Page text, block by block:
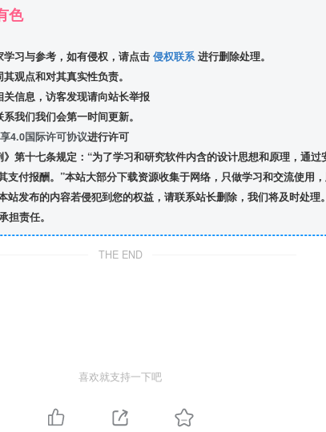
色
习与参考，如有侵权，请点击 侵权联系进行删除处理。
观点和对其真实性负责。
信息，访客发现请向站长举报
我们我们会第一时间更新。
4.0国际许可协议进行许可
第十七条规定：“为了学习和研究软件内含的设计思想和原理，通
付报酬。”本站大部分下载资源收集于网络，只做学习和交流使用
发布的内容若侵犯到您的权益，请联系站长删除，我们将及时处
担责任。
THE END
喜欢就支持一下吧